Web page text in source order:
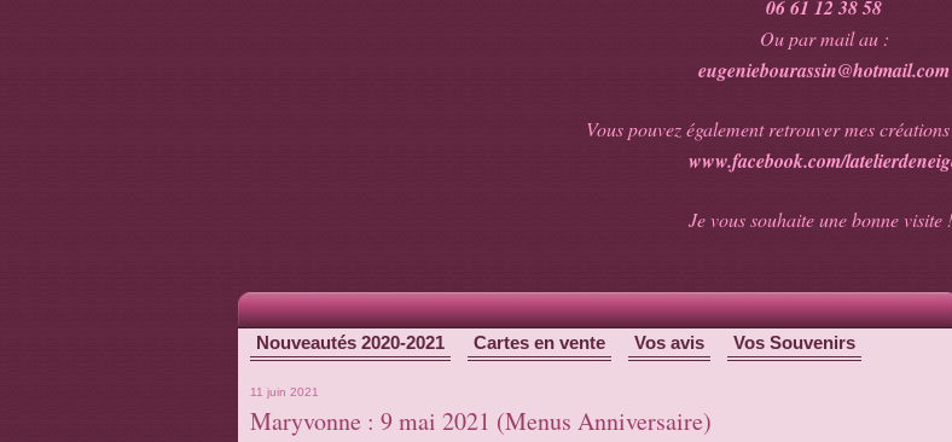
06 61 12 38 58
Ou par mail au :
eugeniebourassin@hotmail.com
Vous pouvez également retrouver mes
www.facebook.com/
Je vous souhaite une bonne visite !
Nouveautés 2020-2021 Cartes en vente Vos avis Vos Souvenirs
11 juin 2021
Maryvonne : 9 mai 2021 (Menus Anniversaire)